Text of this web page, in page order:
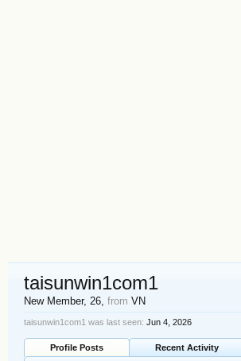
taisunwin1com1
New Member, 26, from VN
taisunwin1com1 was last seen: Jun 4, 2026
Profile Posts Recent Activity